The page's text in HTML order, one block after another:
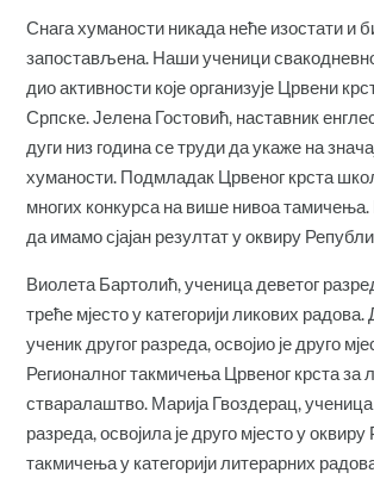
Снага хуманости никада неће изостати и
запостављена. Наши ученици
дио активности које организује Црвени
Српске. Јелена Гостовић, наставник
дуги низ година се труди да укаже на
хуманости. Подмладак Црвеног крста
многих конкурса на више нивоа тамичења.
да имамо сјајан резултат у оквиру
Виолета Бартолић, ученица деветог
треће мјесто у категорији ликових
ученик другог разреда, освојио је друго
Регионалног такмичења Црвеног крста за
стваралаштво. Марија Гвоздерац, ученица
разреда, освојила је друго мјесто у
такмичења у категорији литерарних